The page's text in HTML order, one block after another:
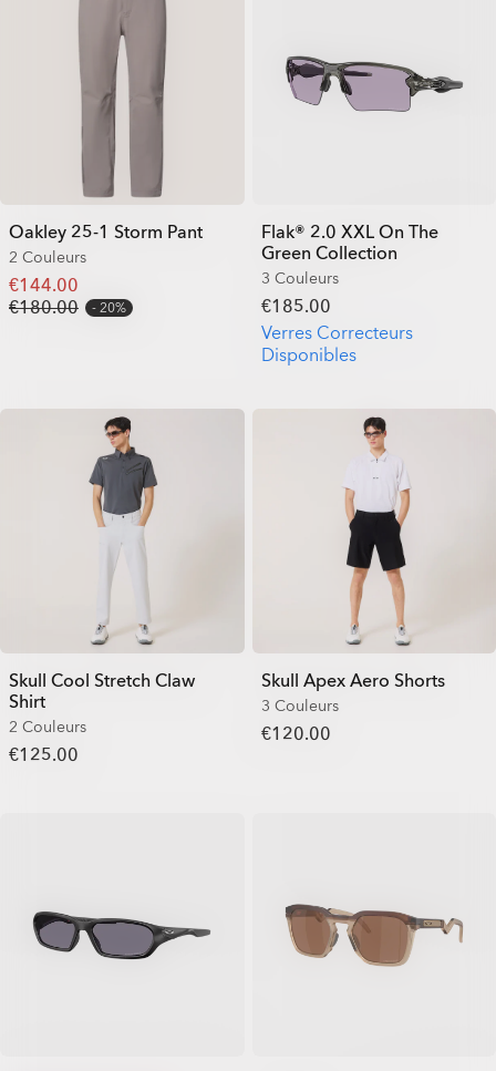
Oakley 25-1 Storm Pant
2 Couleurs
€144.00
€180.00
20%
Flak® 2.0 XXL On The
Green Collection
3 Couleurs
€185.00
Verres Correcteurs
Disponibles
Skull Cool Stretch Claw
Shirt
2 Couleurs
€125.00
Skull Apex Aero Shorts
3 Couleurs
€120.00